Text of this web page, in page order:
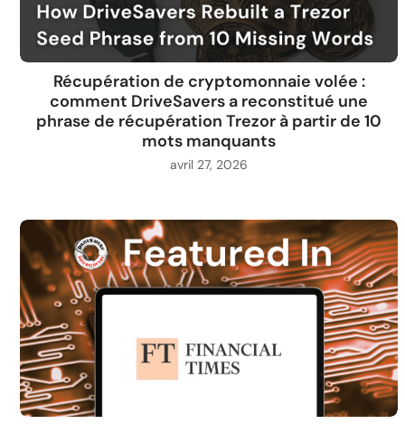
Récupération de cryptomonnaie volée :
comment DriveSavers a reconstitué une
phrase de récupération Trezor à partir de 10
mots manquants
avril 27, 2026